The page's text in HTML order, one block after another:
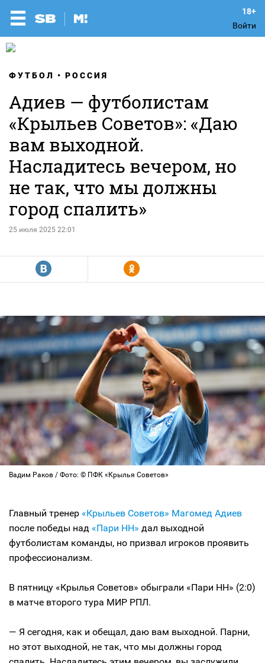
Войти
ФУТБОЛ РОССИЯ
Адиев — футболистам
«Крыльев Советов»: «Даю
вам выходной.
Насладитесь вечером, но
не так, что мы должны
город спалить»
25 июля 2025 22:01
R Y
Вадим Раков / Фото: © ПФК «Крылья Советов»
Главный тренер «Крыльев Советов» Магомед Адиев
после победы над «Пари НН» дал выходной
футболистам команды, но призвал игроков проявить
профессионализм.
В пятницу «Крылья Советов» обыграли «Пари НН» (2:0)
в матче второго тура МИР РПЛ.
— Я сегодня, как и обещал, даю вам выходной. Парни,
но этот выходной, не так, что мы должны город